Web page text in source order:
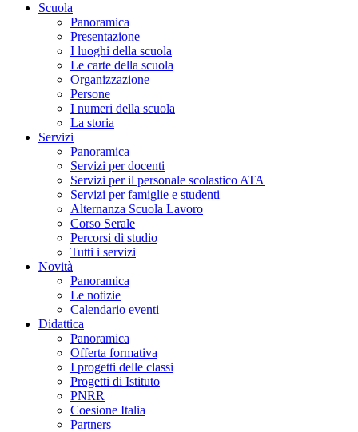
Scuola
Panoramica
Presentazione
I luoghi della scuola
Le carte della scuola
Organizzazione
Persone
I numeri della scuola
La storia
Servizi
Panoramica
Servizi per docenti
Servizi per il personale scolastico ATA
Servizi per famiglie e studenti
Alternanza Scuola Lavoro
Corso Serale
Percorsi di studio
Tutti i servizi
Novità
Panoramica
Le notizie
Calendario eventi
Didattica
Panoramica
Offerta formativa
I progetti delle classi
Progetti di Istituto
PNRR
Coesione Italia
Partners